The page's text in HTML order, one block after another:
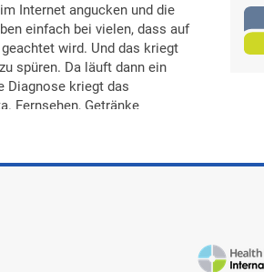
Internet angucken und die
einfach bei vielen, dass auf
wird. Und das kriegt
spüren. Da läuft dann ein
Diagnose kriegt das
Fernsehen, Getränke
mehr. Da wird mit